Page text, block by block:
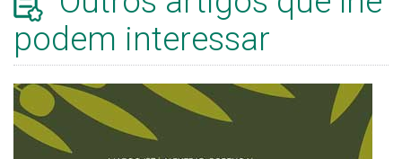
podem interessar